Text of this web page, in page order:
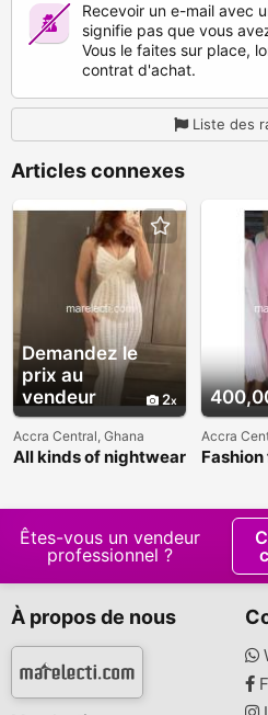
Recevoir un e-mail avec
signifie pas que vous
Vous le faites sur place,
contrat d'achat.
Liste des
Articles connexes
Demandez le
prix au
vendeur
2
Accra Central, Ghana
All kinds of nightwear
Accra
Êtes-vous un vendeur
professionnel ?
À propos de nous